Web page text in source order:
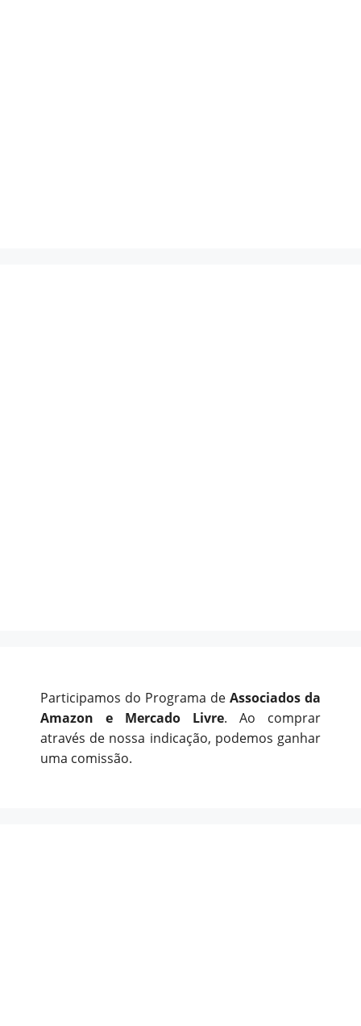
Participamos do Programa de Associados da
Amazon e Mercado Livre. Ao comprar
através de nossa indicação, podemos ganhar
uma comissão.